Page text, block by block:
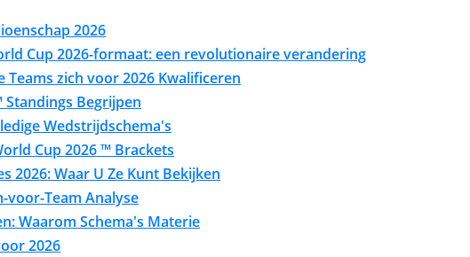
2026
Cup 2026-formaat: een revolutionaire verandering
Teams zich voor 2026 Kwalificeren
Standings Begrijpen
Wedstrijdschema's
Cup 2026 ™ Brackets
2026: Waar U Ze Kunt Bekijken
voor-Team Analyse
Waarom Schema's Materie
2026